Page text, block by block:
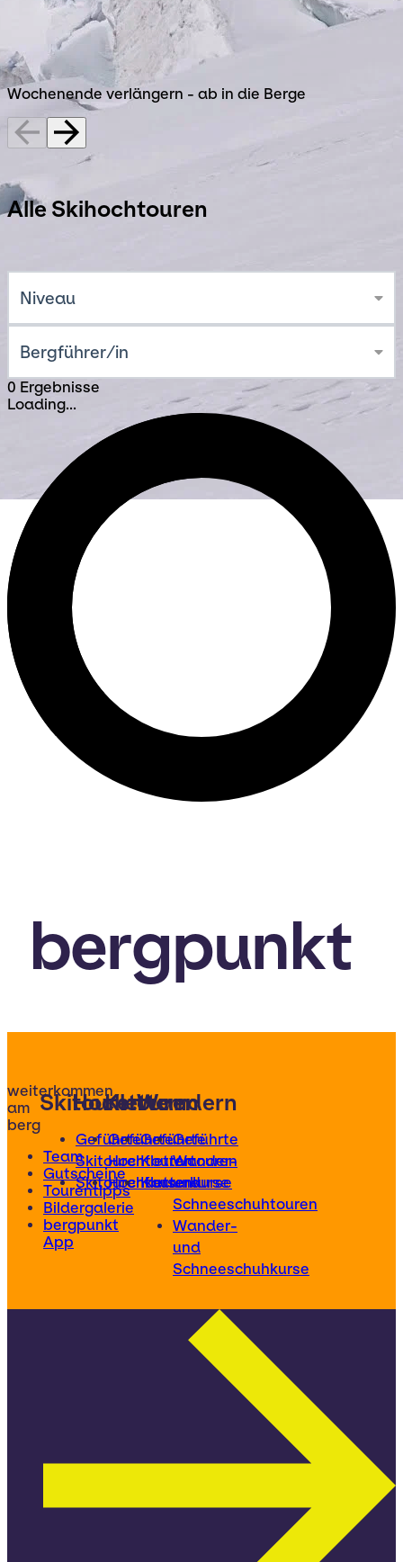
Viertagesskihochtouren
Wochenende verlängern - ab in die Berge
Alle Skihochtouren
Niveau
Bergführer/in
0 Ergebnisse
Loading...
bergpunkt
weiterkommen
am
berg
Team
Gutscheine
Tourentipps
Bildergalerie
bergpunkt
App
Skitouren
Geführte
Skitouren
Skitourenkurse
Hochtouren
Geführte
Hochtouren
Hochtourenkurse
Klettern
Geführte
Klettertouren
Kletterkurse
Wandern
Geführte
Wander-
und
Schneeschuhtouren
Wander-
und
Schneeschuhkurse